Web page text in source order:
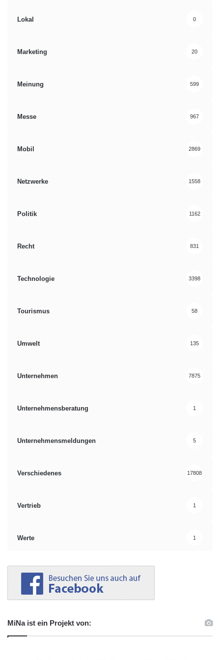
Lokal 0
Marketing 20
Meinung 599
Messe 967
Mobil 2869
Netzwerke 1558
Politik 1162
Recht 831
Technologie 3398
Tourismus 58
Umwelt 135
Unternehmen 7875
Unternehmensberatung 1
Unternehmensmeldungen 5
Verschiedenes 17808
Vertrieb 1
Werte 1
MiNa ist ein Projekt von: